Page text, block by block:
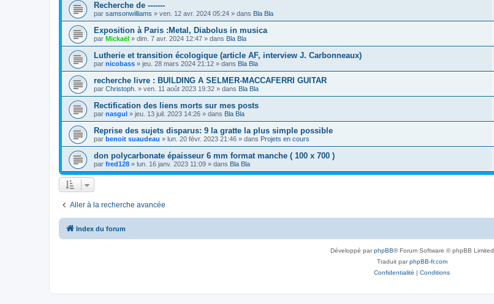
Recherche de -------
par samsonwilliams » ven. 12 avr. 2024 05:24 » dans Bla Bla
Exposition à Paris :Metal, Diabolus in musica
par Mickaël » dim. 7 avr. 2024 12:47 » dans Bla Bla
Lutherie et transition écologique (article AF, interview J. Carbonneaux)
par nicobass » jeu. 28 mars 2024 21:12 » dans Bla Bla
recherche livre : BUILDING A SELMER-MACCAFERRI GUITAR
par Christoph. » ven. 11 août 2023 19:32 » dans Bla Bla
Rectification des liens morts sur mes posts
par nasgul » jeu. 13 juil. 2023 14:26 » dans Bla Bla
Reprise des sujets disparus: 9 la gratte la plus simple possible
par benoit suaudeau » lun. 20 févr. 2023 21:46 » dans Projets en cours
don polycarbonate épaisseur 6 mm format manche ( 100 x 700 )
par fred128 » lun. 16 janv. 2023 11:09 » dans Bla Bla
Aller à la recherche avancée
Index du forum
Développé parphpBB® Forum Software © phpBB Limited
Traduit parphpBB-fr.com
Confidentialité | Conditions